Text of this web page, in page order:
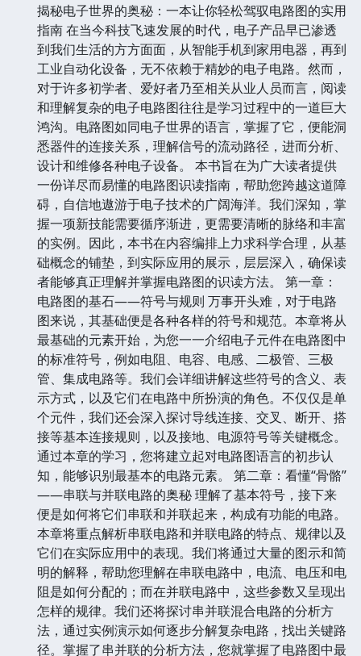
揭秘电子世界的奥秘：一本让你轻松驾驭电路图的实用
指南 在当今科技飞速发展的时代，电子产品早已渗透
到我们生活的方方面面，从智能手机到家用电器，再到
工业自动化设备，无不依赖于精妙的电子电路。然而，
对于许多初学者、爱好者乃至相关从业人员而言，阅读
和理解复杂的电子电路图往往是学习过程中的一道巨大
鸿沟。电路图如同电子世界的语言，掌握了它，便能洞
悉器件的连接关系，理解信号的流动路径，进而分析、
设计和维修各种电子设备。 本书旨在为广大读者提供
一份详尽而易懂的电路图识读指南，帮助您跨越这道障
碍，自信地遨游于电子技术的广阔海洋。我们深知，掌
握一项新技能需要循序渐进，更需要清晰的脉络和丰富
的实例。因此，本书在内容编排上力求科学合理，从基
础概念的铺垫，到实际应用的展示，层层深入，确保读
者能够真正理解并掌握电路图的识读方法。 第一章：
电路图的基石——符号与规则 万事开头难，对于电路
图来说，其基础便是各种各样的符号和规范。本章将从
最基础的元素开始，为您一一介绍电子元件在电路图中
的标准符号，例如电阻、电容、电感、二极管、三极
管、集成电路等。我们会详细讲解这些符号的含义、表
示方式，以及它们在电路中所扮演的角色。不仅仅是单
个元件，我们还会深入探讨导线连接、交叉、断开、搭
接等基本连接规则，以及接地、电源符号等关键概念。
通过本章的学习，您将建立起对电路图语言的初步认
知，能够识别最基本的电路元素。 第二章：看懂“骨骼”
——串联与并联电路的奥秘 理解了基本符号，接下来
便是如何将它们串联和并联起来，构成有功能的电路。
本章将重点解析串联电路和并联电路的特点、规律以及
它们在实际应用中的表现。我们将通过大量的图示和简
明的解释，帮助您理解在串联电路中，电流、电压和电
阻是如何分配的；而在并联电路中，这些参数又呈现出
怎样的规律。我们还将探讨串并联混合电路的分析方
法，通过实例演示如何逐步分解复杂电路，找出关键路
径。掌握了串并联的分析方法，您就掌握了电路图中最